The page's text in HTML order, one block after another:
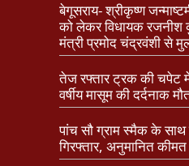
बेगूसराय- श्रीकृष्ण
को लेकर विधायक रजनीश
मंत्री प्रमोद चंद्रवंशी से
तेज रफ्तार ट्रक की
वर्षीय मासूम की दर्दनाक
पांच सौ ग्राम स्मैक के
गिरफ्तार, अनुमानित